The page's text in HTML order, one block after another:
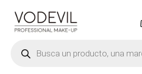
productos